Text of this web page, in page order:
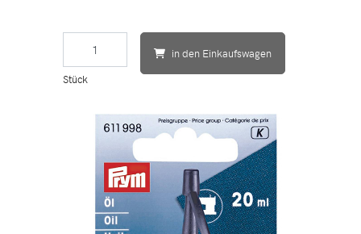
Stück
in den Einkaufswagen